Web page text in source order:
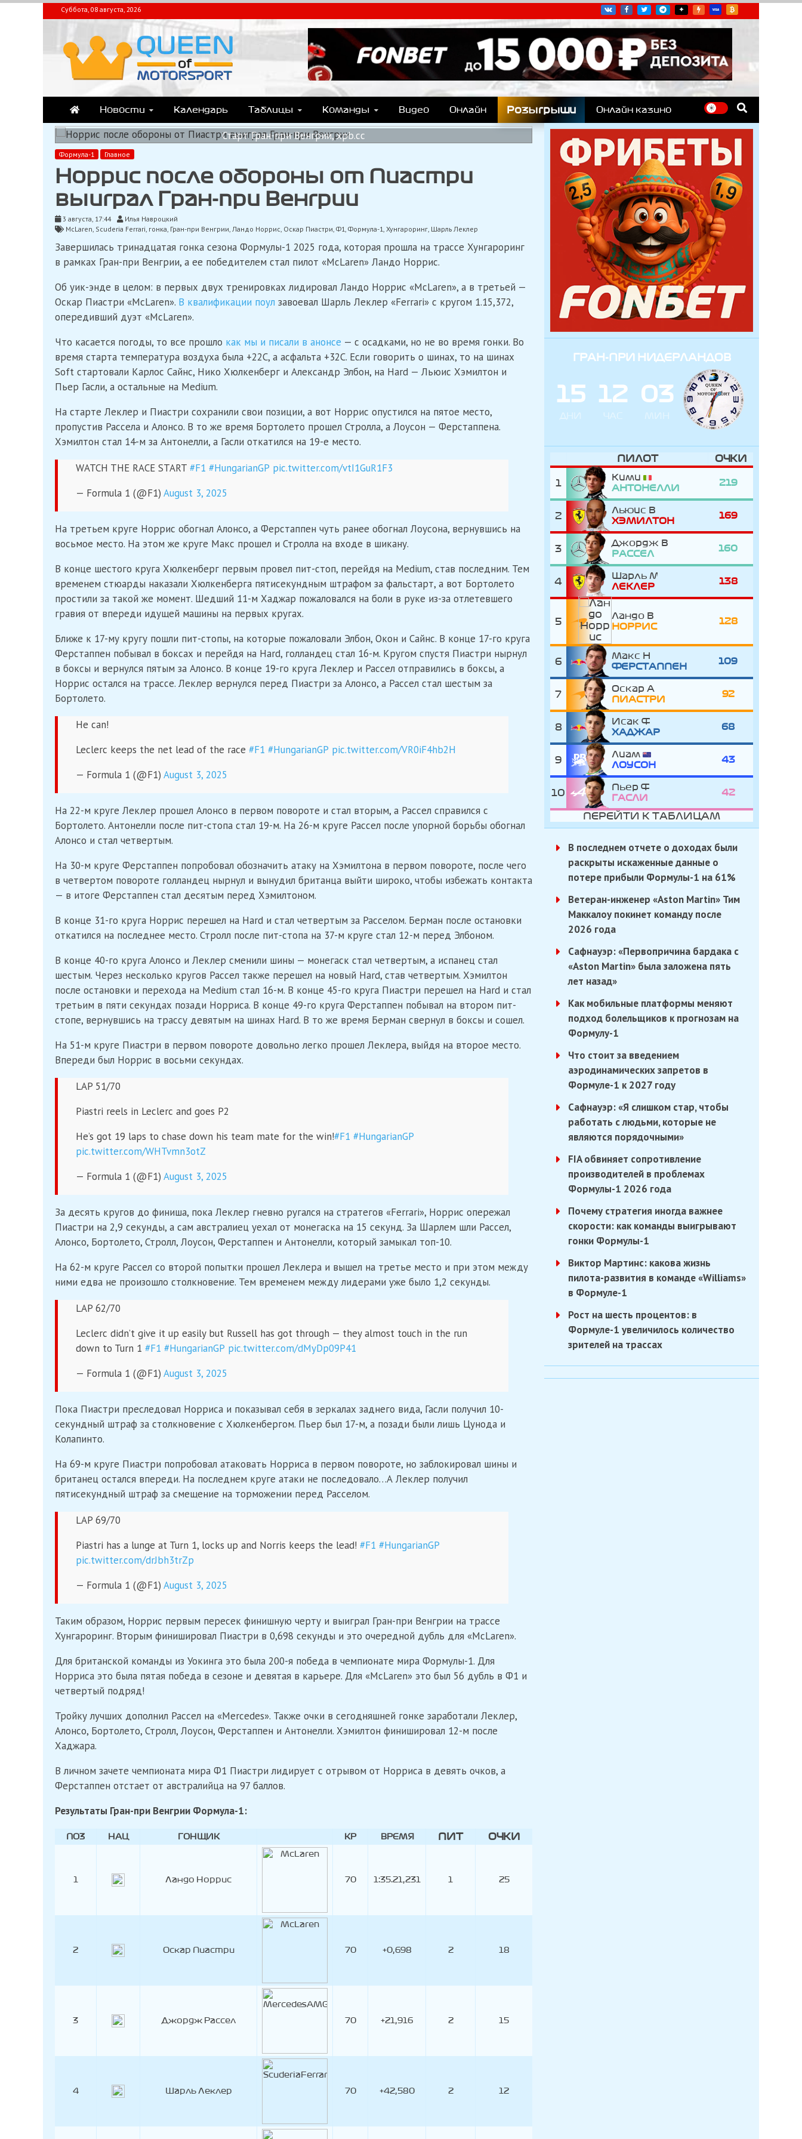
Перейти
к
содержимому
Суббота, 08 августа, 2026
QUEEN-OF-MOTORSPORT.COM
Аналитика, статистика, трансляции Формулы-1 (Ф2/Ф3/F1 Academy), Формулы Е, Moto GP, DTM, IndyCar, NASCAR, WRC (Dakar, WRX), WEC, IMSA и других гоночных серий
Новости Календарь Таблицы Команды Видео Онлайн Розыгрыши Онлайн казино
Старт Гран-при Венгрии, xpb.cc
Формула-1 Главное
Норрис после обороны от Пиастри
выиграл Гран-при Венгрии
3 августа, 17:44
Илья Навроцкий
McLaren, Scuderia Ferrari, гонка, Гран-при Венгрии, Ландо Норрис, Оскар Пиастри, Ф1, Формула-1, Хунгароринг, Шарль Леклер
Завершилась тринадцатая гонка сезона Формулы-1 2025 года, которая прошла на трассе Хунгароринг
в рамках Гран-при Венгрии, а ее победителем стал пилот «McLaren» Ландо Норрис.
Об уик-энде в целом: в первых двух тренировках лидировал Ландо Норрис «McLaren», а в третьей —
Оскар Пиастри «McLaren». В квалификации поул завоевал Шарль Леклер «Ferrari» с кругом 1.15,372,
опередивший дуэт «McLaren».
Что касается погоды, то все прошло как мы и писали в анонсе — с осадками, но не во время гонки. Во
время старта температура воздуха была +22С, а асфальта +32С. Если говорить о шинах, то на шинах
Soft стартовали Карлос Сайнс, Нико Хюлкенберг и Александр Элбон, на Hard — Льюис Хэмилтон и
Пьер Гасли, а остальные на Medium.
На старте Леклер и Пиастри сохранили свои позиции, а вот Норрис опустился на пятое место,
пропустив Рассела и Алонсо. В то же время Бортолето прошел Стролла, а Лоусон — Ферстаппена.
Хэмилтон стал 14-м за Антонелли, а Гасли откатился на 19-е место.
WATCH THE RACE START #F1 #HungarianGP pic.twitter.com/vtI1GuR1F3
— Formula 1 (@F1) August 3, 2025
На третьем круге Норрис обогнал Алонсо, а Ферстаппен чуть ранее обогнал Лоусона, вернувшись на
восьмое место. На этом же круге Макс прошел и Стролла на входе в шикану.
В конце шестого круга Хюлкенберг первым провел пит-стоп, перейдя на Medium, став последним. Тем
временем стюарды наказали Хюлкенберга пятисекундным штрафом за фальстарт, а вот Бортолето
простили за такой же момент. Шедший 11-м Хаджар пожаловался на боли в руке из-за отлетевшего
гравия от впереди идущей машины на первых кругах.
Ближе к 17-му кругу пошли пит-стопы, на которые пожаловали Элбон, Окон и Сайнс. В конце 17-го круга
Ферстаппен побывал в боксах и перейдя на Hard, голландец стал 16-м. Кругом спустя Пиастри нырнул
в боксы и вернулся пятым за Алонсо. В конце 19-го круга Леклер и Рассел отправились в боксы, а
Норрис остался на трассе. Леклер вернулся перед Пиастри за Алонсо, а Рассел стал шестым за
Бортолето.
He can!
Leclerc keeps the net lead of the race #F1 #HungarianGP pic.twitter.com/VR0iF4hb2H
— Formula 1 (@F1) August 3, 2025
На 22-м круге Леклер прошел Алонсо в первом повороте и стал вторым, а Рассел справился с
Бортолето. Антонелли после пит-стопа стал 19-м. На 26-м круге Рассел после упорной борьбы обогнал
Алонсо и стал четвертым.
На 30-м круге Ферстаппен попробовал обозначить атаку на Хэмилтона в первом повороте, после чего
в четвертом повороте голландец нырнул и вынудил британца выйти широко, чтобы избежать контакта
— в итоге Ферстаппен стал десятым перед Хэмилтоном.
В конце 31-го круга Норрис перешел на Hard и стал четвертым за Расселом. Берман после остановки
откатился на последнее место. Стролл после пит-стопа на 37-м круге стал 12-м перед Элбоном.
В конце 40-го круга Алонсо и Леклер сменили шины — монегаск стал четвертым, а испанец стал
шестым. Через несколько кругов Рассел также перешел на новый Hard, став четвертым. Хэмилтон
после остановки и перехода на Medium стал 16-м. В конце 45-го круга Пиастри перешел на Hard и стал
третьим в пяти секундах позади Норриса. В конце 49-го круга Ферстаппен побывал на втором пит-
стопе, вернувшись на трассу девятым на шинах Hard. В то же время Берман свернул в боксы и сошел.
На 51-м круге Пиастри в первом повороте довольно легко прошел Леклера, выйдя на второе место.
Впереди был Норрис в восьми секундах.
LAP 51/70
Piastri reels in Leclerc and goes P2
He’s got 19 laps to chase down his team mate for the win!#F1 #HungarianGP
pic.twitter.com/WHTvmn3otZ
— Formula 1 (@F1) August 3, 2025
За десять кругов до финиша, пока Леклер гневно ругался на стратегов «Ferrari», Норрис опережал
Пиастри на 2,9 секунды, а сам австралиец уехал от монегаска на 15 секунд. За Шарлем шли Рассел,
Алонсо, Бортолето, Стролл, Лоусон, Ферстаппен и Антонелли, который замыкал топ-10.
На 62-м круге Рассел со второй попытки прошел Леклера и вышел на третье место и при этом между
ними едва не произошло столкновение. Тем временем между лидерами уже было 1,2 секунды.
LAP 62/70
Leclerc didn’t give it up easily but Russell has got through — they almost touch in the run
down to Turn 1 #F1 #HungarianGP pic.twitter.com/dMyDp09P41
— Formula 1 (@F1) August 3, 2025
Пока Пиастри преследовал Норриса и показывал себя в зеркалах заднего вида, Гасли получил 10-
секундный штраф за столкновение с Хюлкенбергом. Пьер был 17-м, а позади были лишь Цунода и
Колапинто.
На 69-м круге Пиастри попробовал атаковать Норриса в первом повороте, но заблокировал шины и
британец остался впереди. На последнем круге атаки не последовало…А Леклер получил
пятисекундный штраф за смещение на торможении перед Расселом.
LAP 69/70
Piastri has a lunge at Turn 1, locks up and Norris keeps the lead! #F1 #HungarianGP
pic.twitter.com/drJbh3trZp
— Formula 1 (@F1) August 3, 2025
Таким образом, Норрис первым пересек финишную черту и выиграл Гран-при Венгрии на трассе
Хунгароринг. Вторым финишировал Пиастри в 0,698 секунды и это очередной дубль для «McLaren».
Для британской команды из Уокинга это была 200-я победа в чемпионате мира Формулы-1. Для
Норриса это была пятая победа в сезоне и девятая в карьере. Для «McLaren» это был 56 дубль в Ф1 и
четвертый подряд!
Тройку лучших дополнил Рассел на «Mercedes». Также очки в сегодняшней гонке заработали Леклер,
Алонсо, Бортолето, Стролл, Лоусон, Ферстаппен и Антонелли. Хэмилтон финишировал 12-м после
Хаджара.
В личном зачете чемпионата мира Ф1 Пиастри лидирует с отрывом от Норриса в девять очков, а
Ферстаппен отстает от австралийца на 97 баллов.
Результаты Гран-при Венгрии Формула-1:
ПОЗ НАЦ ГОНЩИК КР ВРЕМЯ ПИТ ОЧКИ
1 Ландо Норрис 70 1:35.21,231 1 25
2 Оскар Пиастри 70 +0,698 2 18
3 Джордж Рассел 70 +21,916 2 15
4 Шарль Леклер 70 +42,580 2 12
ГРАН-ПРИ НИДЕРЛАНДОВ
15
ДНИ
12
ЧАС
03
МИН
ПИЛОТ ОЧКИ
1
Кими
АНТОНЕЛЛИ
219
2
Льюис
ХЭМИЛТОН
169
3
Джордж
РАССЕЛ
160
4
Шарль
ЛЕКЛЕР
138
5
Ландо
НОРРИС
128
6
Макс
ФЕРСТАППЕН
109
7
Оскар
ПИАСТРИ
92
8
Исак
ХАДЖАР
68
9
Лиам
ЛОУСОН
43
10
Пьер
ГАСЛИ
42
ПЕРЕЙТИ К ТАБЛИЦАМ
В последнем отчете о доходах были
раскрыты искаженные данные о
потере прибыли Формулы-1 на 61%
Ветеран-инженер «Aston Martin» Тим
Маккалоу покинет команду после
2026 года
Сафнауэр: «Первопричина бардака с
«Aston Martin» была заложена пять
лет назад»
Как мобильные платформы меняют
подход болельщиков к прогнозам на
Формулу-1
Что стоит за введением
аэродинамических запретов в
Формуле-1 к 2027 году
Сафнауэр: «Я слишком стар, чтобы
работать с людьми, которые не
являются порядочными»
FIA обвиняет сопротивление
производителей в проблемах
Формулы-1 2026 года
Почему стратегия иногда важнее
скорости: как команды выигрывают
гонки Формулы-1
Виктор Мартинс: какова жизнь
пилота-развития в команде «Williams»
в Формуле-1
Рост на шесть процентов: в
Формуле-1 увеличилось количество
зрителей на трассах